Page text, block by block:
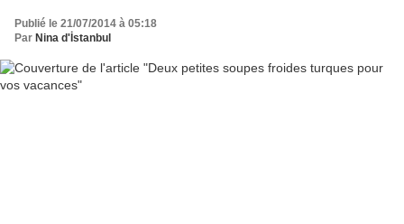
Publié le 21/07/2014 à 05:18
Par Nina d'İstanbul